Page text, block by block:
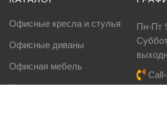
Офисные кресла и стулья
Офисные диваны
Офисная мебель
Новости
Пн-Пт
Call-